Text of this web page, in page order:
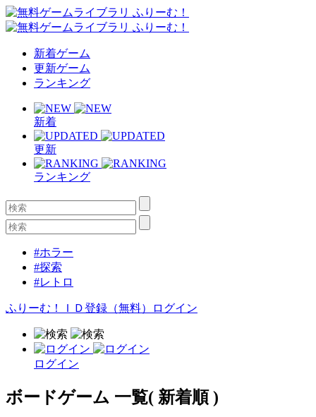
新着ゲーム
更新ゲーム
ランキング
新着
更新
ランキング
#ホラー
#探索
#レトロ
ふりーむ！ＩＤ登録（無料） ログイン
ログイン
ボードゲーム 一覧( 新着順 )